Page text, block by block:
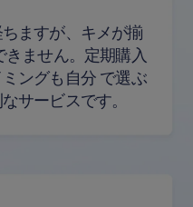
ますが、キメが揃
きません。定期購入
ングも自分で選ぶ
サービスです。